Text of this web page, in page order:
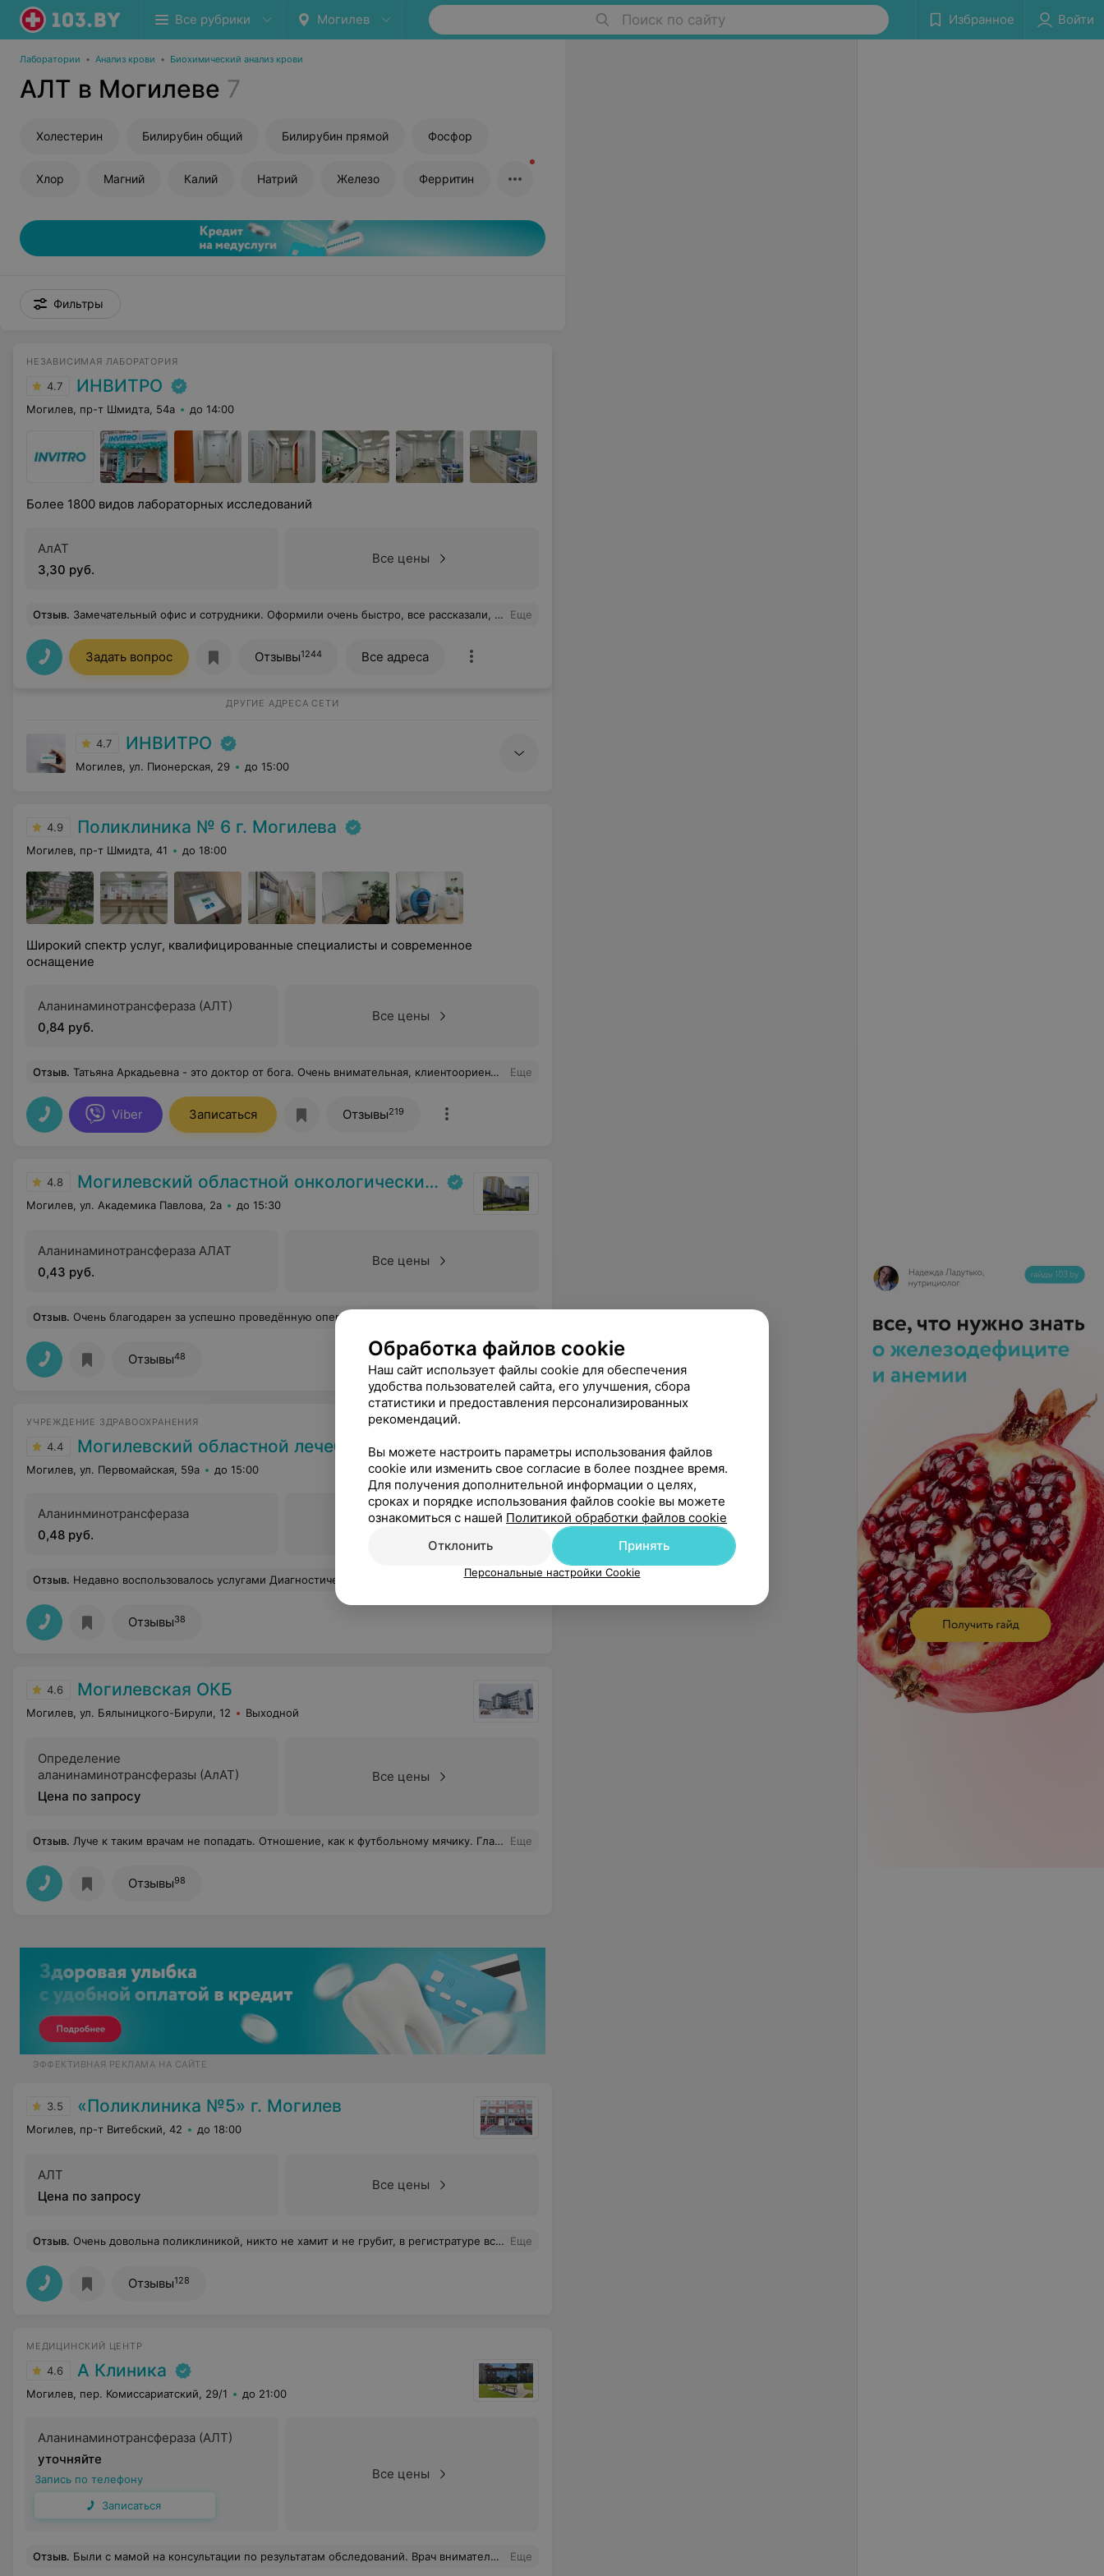
Все рубрики Могилев Поиск по сайту Избранное Войти
Лаборатории • Анализ крови • Биохимический анализ крови
АЛТ в Могилеве 7
Холестерин Билирубин общий Билирубин прямой Фосфор
Хлор Магний Калий Натрий Железо Ферритин
Фильтры
НЕЗАВИСИМАЯ ЛАБОРАТОРИЯ
4.7 ИНВИТРО
Могилев, пр-т Шмидта, 54а до 14:00
Более 1800 видов лабораторных исследований
АлАТ
3,30 руб.
Все цены
Отзыв. Замечательный офис и сотрудники. Оформили очень быстро, все рассказали, кровь взяли не больно. После всего ещё и кофе предложили! Еще
Задать вопрос Отзывы1244 Все адреса
ДРУГИЕ АДРЕСА СЕТИ
4.7 ИНВИТРО
Могилев, ул. Пионерская, 29 до 15:00
4.9 Поликлиника № 6 г. Могилева
Могилев, пр-т Шмидта, 41 до 18:00
Широкий спектр услуг, квалифицированные специалисты и современное
оснащение
Аланинаминотрансфераза (АЛТ)
0,84 руб.
Все цены
Отзыв. Татьяна Аркадьевна - это доктор от бога. Очень внимательная, клиентоориентированна, доброжелательная. Очень приятный доктор к которому не страшно идти на узи. Рекомендую. Еще
Viber Записаться Отзывы219
4.8 Могилевский областной онкологический диспансер
Могилев, ул. Академика Павлова, 2а до 15:30
Аланинаминотрансфераза АЛАТ
0,43 руб.
Все цены
Отзыв. Очень благодарен за успешно проведённую операцию,резекция правой почки. Спасибо за уважительное отношения, рекомендации. Успеха Вам !
Отзывы48
УЧРЕЖДЕНИЕ ЗДРАВООХРАНЕНИЯ
4.4 Могилевский областной лечебно-диагностический центр
Могилев, ул. Первомайская, 59а до 15:00
Аланинминотрансфераза
0,48 руб.
Все цены
Отзыв. Недавно воспользовалось услугами Диагностического центра и была удивлена скоростью обслуживания записи по телефону. Приветливая девушка мне все объяснила и записала на прием. Отдельная благодарность и врачу Б Н. П. Еще
Отзывы38
4.6 Могилевская ОКБ
Могилев, ул. Бялыницкого-Бирули, 12 Выходной
Определение
аланинаминотрансферазы (АлАТ)
Цена по запросу
Все цены
Отзыв. Луче к таким врачам не попадать. Отношение, как к футбольному мячику. Главное проблемы не создавать таким врачам. Не тратьте время и деньги на такого специалиста Еще
Отзывы98
ЭФФЕКТИВНАЯ РЕКЛАМА НА САЙТЕ
3.5 «Поликлиника №5» г. Могилев
Могилев, пр-т Витебский, 42 до 18:00
АЛТ
Цена по запросу
Все цены
Отзыв. Очень довольна поликлиникой, никто не хамит и не грубит, в регистратуре всё доходчиво объясняют. Спасибо Вам, дорогие медработники, единственный минус и он конечно очень огромный это то, что в поликлинике обслуживается очень много районов, но это минус не поликлиники, а в целом построенной так системы. Строят торговые центры, ещё какие-то здания, а поликлиника не обязательно. В одной пусть народ толпится. Еще
Отзывы128
МЕДИЦИНСКИЙ ЦЕНТР
4.6 А Клиника
Могилев, пер. Комиссариатский, 29/1 до 21:00
Аланинаминотрансфераза (АЛТ)
уточняйте
Запись по телефону
Записаться
Все цены
Отзыв. Были с мамой на консультации по результатам обследований. Врач внимательно изучила результаты, подробно объяснила диагноз и ответила на все наши вопросы. Я присутствовала на консультации вместе с мамой, и мне было очень приятно, что Анна Юрьевна спокойно отнеслась к моему присутствию, не игнорировала мои вопросы и подробно объясняла ситуацию нам обеим. Это помогло лучше разобраться в диагнозе и назначенном лечении. Особенно понравилось, что не было ощущения формального приема. Видно, что врач действительно заинтересована в том, чтобы помочь пациенту и найти решение проблемы. После консультации осталось чувство уверенности и понимание дальнейших действий. Анна Юрьевна производит впечатление грамотного специалиста и вызывает доверие. Большое спасибо за внимательное отношение, профессионализм и человеческий подход. Еще
Обработка файлов cookie
Наш сайт использует файлы cookie для обеспечения
удобства пользователей сайта, его улучшения, сбора
статистики и предоставления персонализированных
рекомендаций.
Вы можете настроить параметры использования файлов
cookie или изменить свое согласие в более позднее время.
Для получения дополнительной информации о целях,
сроках и порядке использования файлов cookie вы можете
ознакомиться с нашей Политикой обработки файлов cookie
Отклонить
Принять
Персональные настройки Cookie